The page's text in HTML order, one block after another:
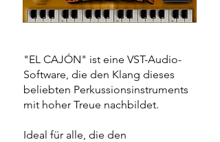
"EL CAJÓN" ist eine VST-Audio-
Software, die den Klang dieses
beliebten Perkussionsinstruments
mit hoher Treue nachbildet.
Ideal für alle, die den